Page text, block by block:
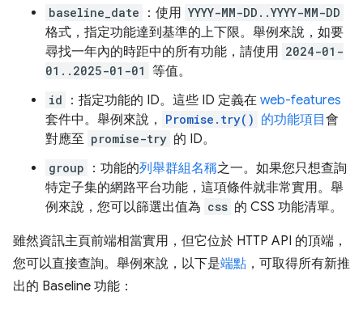
baseline_date ：使用 YYYY-MM-DD..YYYY-MM-DD
格式，指定功能達到基準的上下限。舉例來說，如要
尋找一年內的時距中的所有功能，請使用 2024-01-
01..2025-01-01 等值。
id ：指定功能的 ID。這些 ID 定義在 web-features
套件中。舉例來說，
Promise.try() 的功能項目會
對應至 promise-try 的 ID。
group ：功能的列舉群組名稱之一。如果您只想查詢
特定子集的網路平台功能，這項條件就非常實用。舉
例來說，您可以篩選出值為 css 的 CSS 功能清單。
雖然資訊主頁前端相當實用，但它位於 HTTP API 的頂端，
您可以直接查詢。舉例來說，以下是端點 ，可取得所有新推
出的 Baseline 功能：